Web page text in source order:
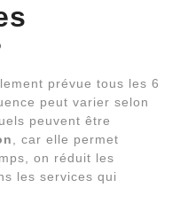
prévue tous les 6
peut varier selon
peuvent être
, car elle permet
on réduit les
les services qui